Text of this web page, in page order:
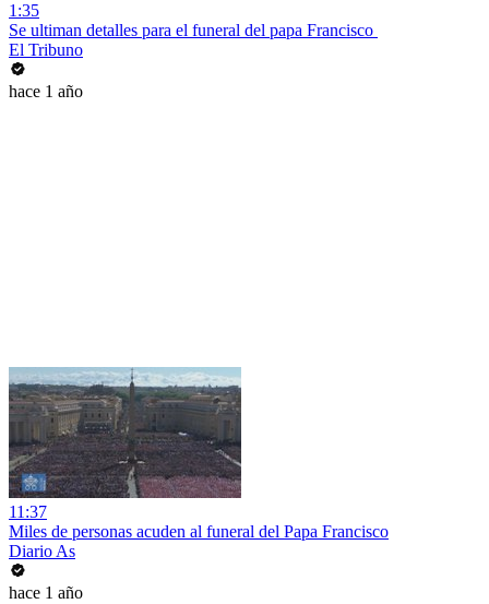
1:35
Se ultiman detalles para el funeral del papa Francisco
El Tribuno
hace 1 año
11:37
Miles de personas acuden al funeral del Papa Francisco
Diario As
hace 1 año